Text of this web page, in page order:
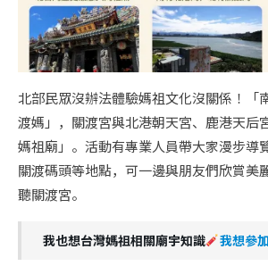
北部民眾沒辦法體驗媽祖文化沒關係！「
渡媽」，關渡宮與北港朝天宮、鹿港天后
媽祖廟」。活動有專業人員帶大家漫步導
關渡碼頭等地點，可一邊與朋友們欣賞美
聽關渡宮。
我也想台灣媽祖相關廟宇知識 我想參